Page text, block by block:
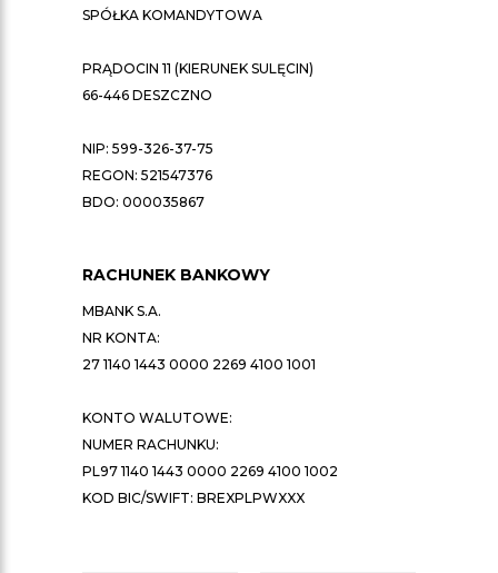
SPÓŁKA KOMANDYTOWA
PRĄDOCIN 11 (KIERUNEK SULĘCIN)
66-446 DESZCZNO
NIP: 599-326-37-75
REGON: 521547376
BDO: 000035867
RACHUNEK BANKOWY
MBANK S.A.
NR KONTA:
27 1140 1443 0000 2269 4100 1001
KONTO WALUTOWE:
NUMER RACHUNKU:
PL97 1140 1443 0000 2269 4100 1002
KOD BIC/SWIFT: BREXPLPWXXX